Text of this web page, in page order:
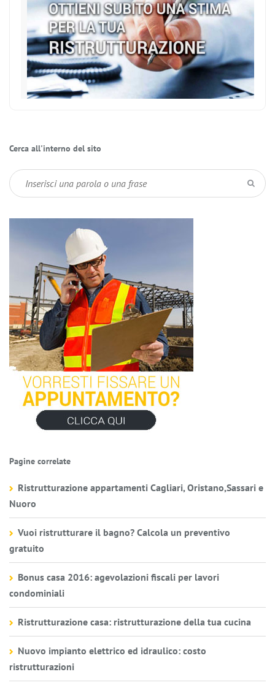
Cerca all'interno del sito
Pagine correlate
Ristrutturazione appartamenti Cagliari, Oristano,Sassari e
Nuoro
Vuoi ristrutturare il bagno? Calcola un preventivo
gratuito
Bonus casa 2016: agevolazioni fiscali per lavori
condominiali
Ristrutturazione casa: ristrutturazione della tua cucina
Nuovo impianto elettrico ed idraulico: costo
ristrutturazioni